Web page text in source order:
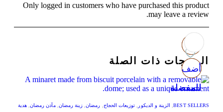
Only logged in customers who have purchased this product
may leave a review.
المنتجات ذات الصلة
أضف
للمفضلة
BEST SELLERS
, الزينة و الديكور توزيعات الحجاج رمضان, زينة رمضان ,مآذن رمضان,هدية
أضف
للمفضلة
أضف
للمفضلة
أضف
للمفضلة